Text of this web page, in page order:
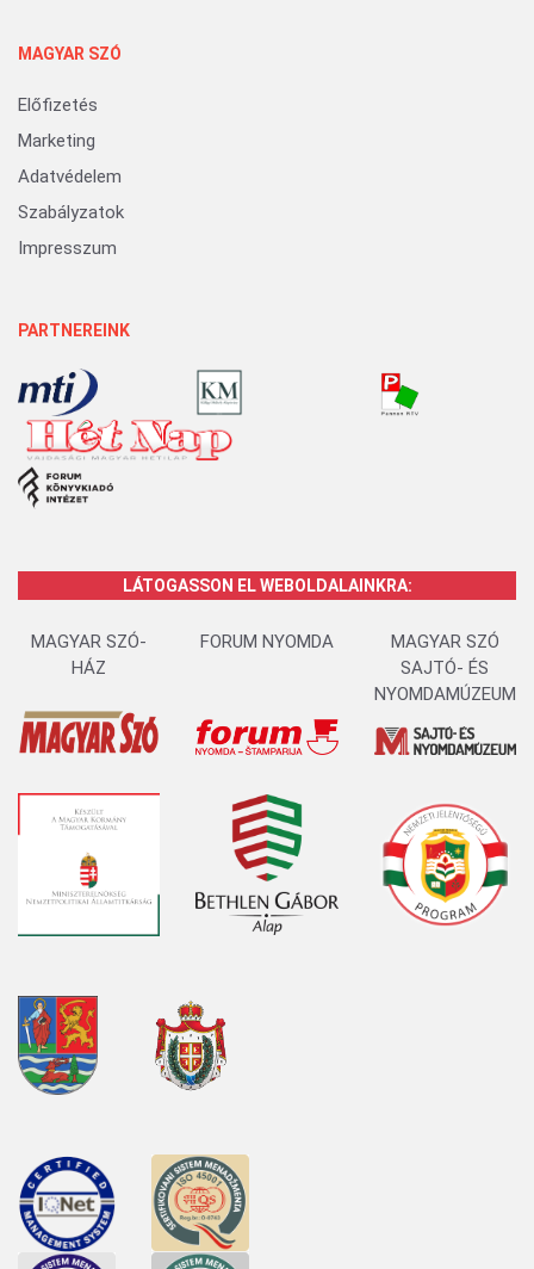
MAGYAR SZÓ
Előfizetés
Marketing
Adatvédelem
Szabályzatok
Impresszum
PARTNEREINK
LÁTOGASSON EL WEBOLDALAINKRA:
MAGYAR SZÓ-
HÁZ
FORUM NYOMDA
MAGYAR SZÓ
SAJTÓ- ÉS
NYOMDAMÚZEUM